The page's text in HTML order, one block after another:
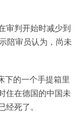
审判开始时减少到
陪审员认为，尚未
下的一个手提箱里
住在德国的中国未
死了。